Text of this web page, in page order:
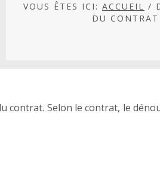
VOUS ÊTES ICI: ACCUEIL /
DU CONTRAT
contrat. Selon le contrat, le